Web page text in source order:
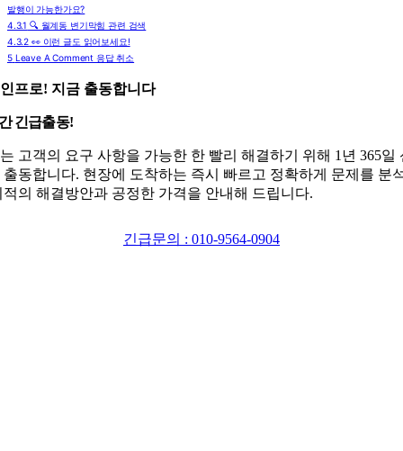
발행이 가능한가요?
4.3.1 🔍 월계동 변기막힘 관련 검색
4.3.2 👀 이런 글도 읽어보세요!
5 Leave A Comment 응답 취소
프로! 지금 출동합니다
긴급출동!
고객의 요구 사항을 가능한 한 빨리 해결하기 위해 1년 365일
출동합니다. 현장에 도착하는 즉시 빠르고 정확하게 문제를 분
적의 해결방안과 공정한 가격을 안내해 드립니다.
긴급문의 : 010-9564-0904